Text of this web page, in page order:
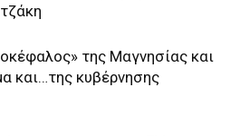
της Μαγνησίας και
και…της κυβέρνησης